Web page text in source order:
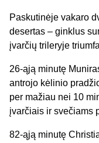
Paskutinėje vakaro
desertas – ginklus
įvarčių trileryje
26-ąją minutę
antrojo kėlinio
per mažiau nei 10
įvarčiais ir svečiams
82-ąją minutę